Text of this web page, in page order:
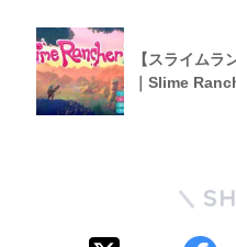
【スライムラ
｜Slime